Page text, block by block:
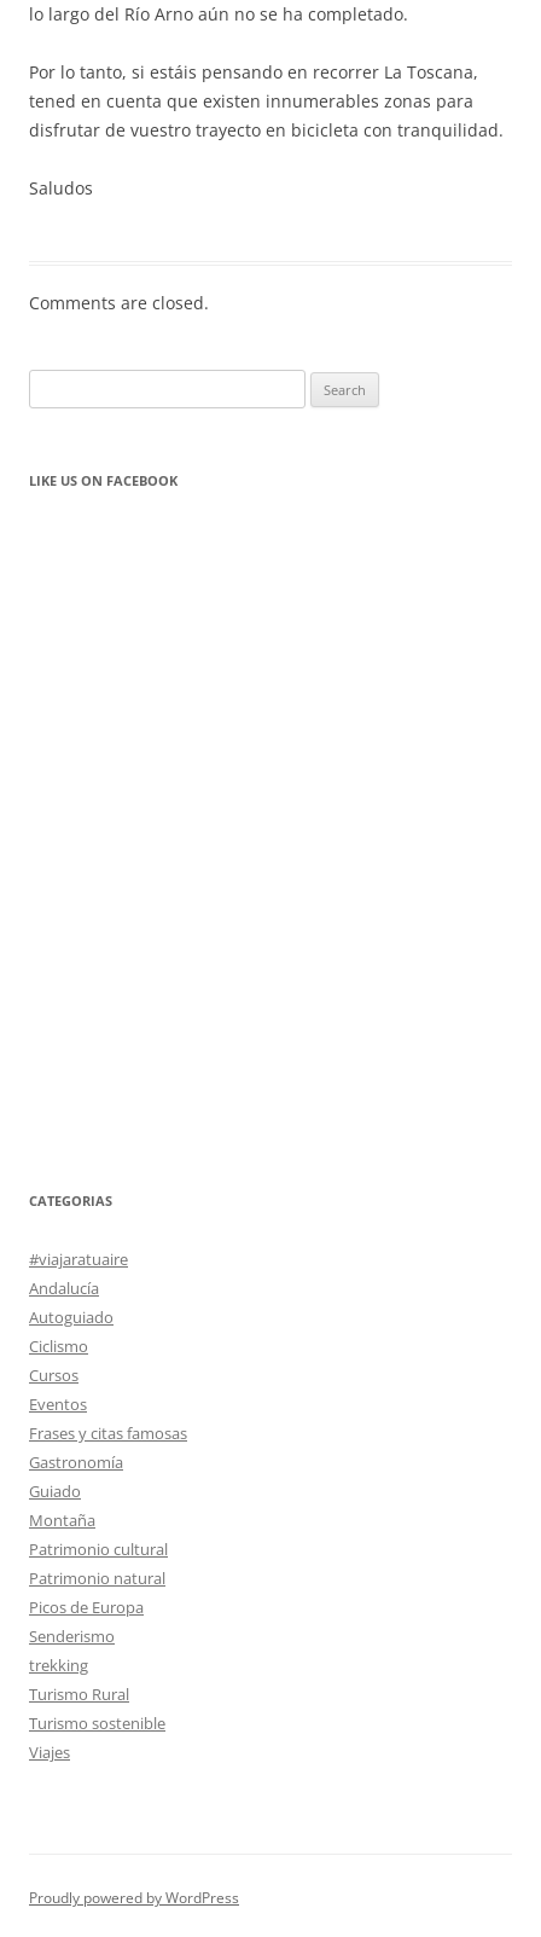
lo largo del Río Arno aún no se ha completado.
Por lo tanto, si estáis pensando en recorrer La Toscana,
tened en cuenta que existen innumerables zonas para
disfrutar de vuestro trayecto en bicicleta con tranquilidad.
Saludos
Comments are closed.
for:
LIKE US ON FACEBOOK
CATEGORIAS
#viajaratuaire
Andalucía
Autoguiado
Ciclismo
Cursos
Eventos
Frases y citas famosas
Gastronomía
Guiado
Montaña
Patrimonio cultural
Patrimonio natural
Picos de Europa
Senderismo
trekking
Turismo Rural
Turismo sostenible
Viajes
Proudly powered by WordPress